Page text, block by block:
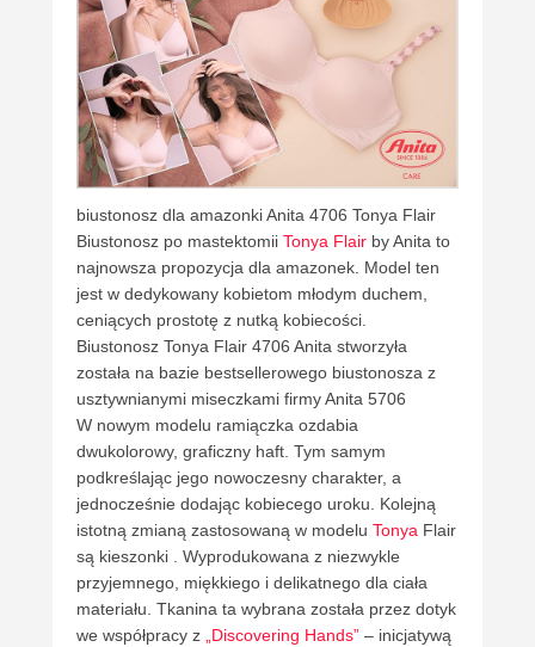
biustonosz dla amazonki Anita 4706 Tonya Flair
Biustonosz po mastektomii Tonya Flair by Anita to
najnowsza propozycja dla amazonek. Model ten
jest w dedykowany kobietom młodym duchem,
ceniących prostotę z nutką kobiecości.
Biustonosz Tonya Flair 4706 Anita stworzyła
została na bazie bestsellerowego biustonosza z
usztywnianymi miseczkami firmy Anita 5706
W nowym modelu ramiączka ozdabia
dwukolorowy, graficzny haft. Tym samym
podkreślając jego nowoczesny charakter, a
jednocześnie dodając kobiecego uroku. Kolejną
istotną zmianą zastosowaną w modelu Tonya Flair
są kieszonki . Wyprodukowana z niezwykle
przyjemnego, miękkiego i delikatnego dla ciała
materiału. Tkanina ta wybrana została przez dotyk
we współpracy z „Discovering Hands” – inicjatywą